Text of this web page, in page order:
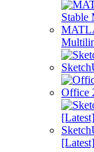
Office
[Latest]